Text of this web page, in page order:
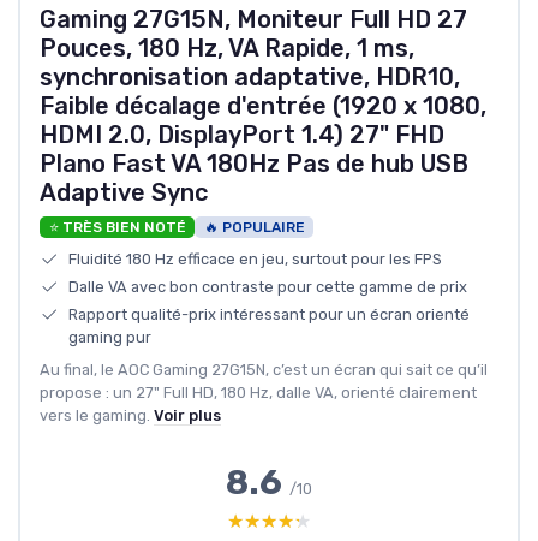
Gaming 27G15N, Moniteur Full HD 27
Pouces, 180 Hz, VA Rapide, 1 ms,
synchronisation adaptative, HDR10,
Faible décalage d'entrée (1920 x 1080,
HDMI 2.0, DisplayPort 1.4) 27" FHD
Plano Fast VA 180Hz Pas de hub USB
Adaptive Sync
⭐ TRÈS BIEN NOTÉ 🔥 POPULAIRE
Fluidité 180 Hz efficace en jeu, surtout pour les FPS
Dalle VA avec bon contraste pour cette gamme de prix
Rapport qualité-prix intéressant pour un écran orienté
gaming pur
Au final, le AOC Gaming 27G15N, c’est un écran qui sait ce qu’il
propose : un 27" Full HD, 180 Hz, dalle VA, orienté clairement
vers le gaming. Voir plus
8.6 /10
★★★★★
★★★★★